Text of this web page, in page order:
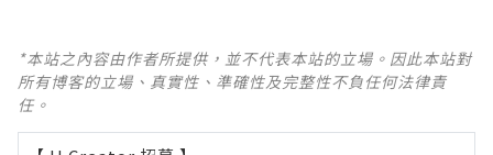
*本站之內容由作者所提供，並不代表本站的立場。因此本站對
所有博客的立場、真實性、準確性及完整性不負任何法律責
任。